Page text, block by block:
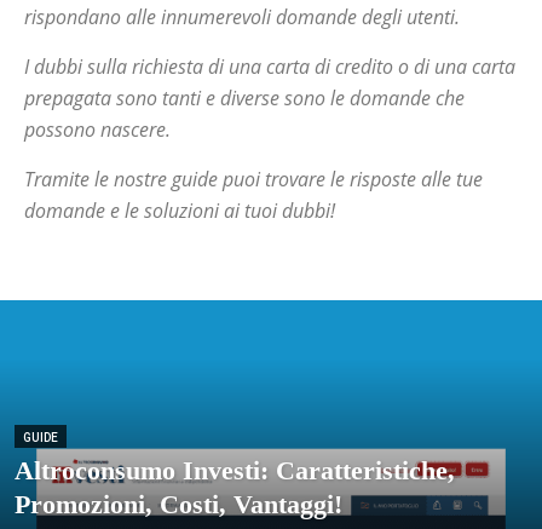
rispondano alle innumerevoli domande degli utenti.
I dubbi sulla richiesta di una carta di credito o di una carta
prepagata sono tanti e diverse sono le domande che
possono nascere.
Tramite le nostre guide puoi trovare le risposte alle tue
domande e le soluzioni ai tuoi dubbi!
GUIDE
Altroconsumo Investi: Caratteristiche,
Promozioni, Costi, Vantaggi!